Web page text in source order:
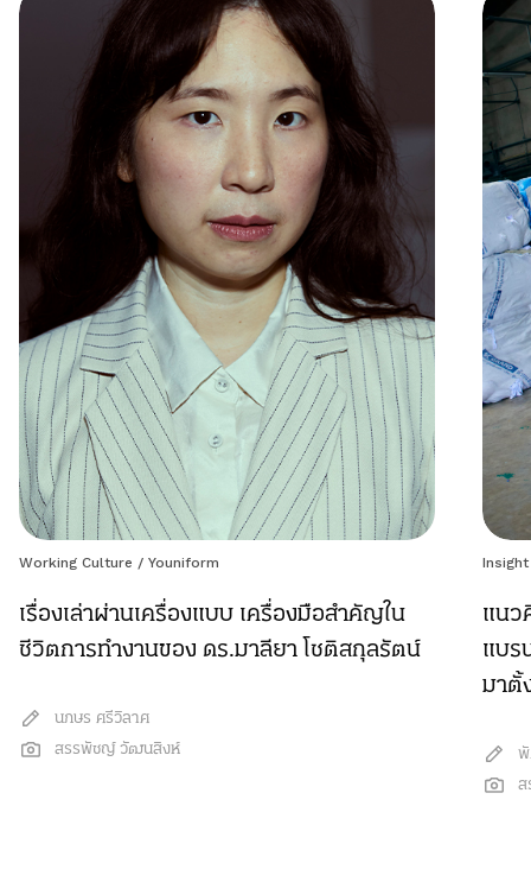
Working Culture / Youniform
เรื่องเล่าผ่านเครื่องแบบ เครื่องมือสำคัญใน
ชีวิตการทำงานของ ดร.มาลียา โชติสกุลรัตน์
นภษร ศรีวิลาศ
สรรพัชญ์ วัฒนสิงห์
Insight
แนว
แบร
มาตั้